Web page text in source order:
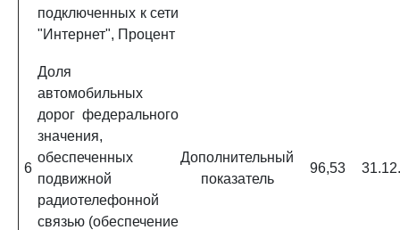
подключенных к сети
"Интернет", Процент
6
Доля
автомобильных
дорог федерального
значения,
обеспеченных
подвижной
радиотелефонной
связью (обеспечение
Дополнительный
показатель
96,53